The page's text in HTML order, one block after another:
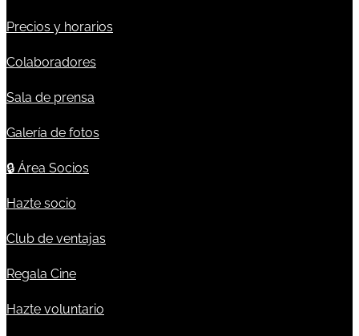
Precios y horarios
Colaboradores
Sala de prensa
Galería de fotos
🔒 Área Socios
Hazte socio
Club de ventajas
Regala Cine
Hazte voluntario